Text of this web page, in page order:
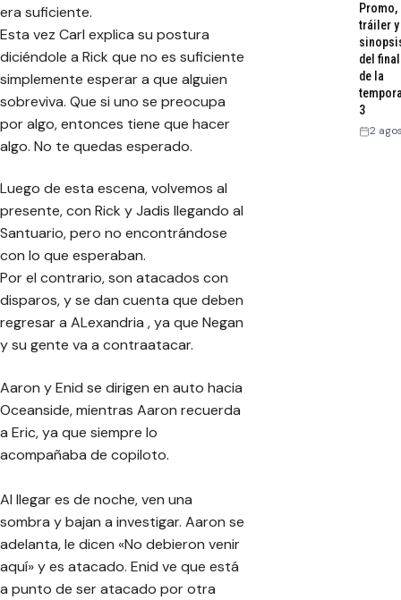
era suficiente.
Esta vez Carl explica su postura
diciéndole a Rick que no es suficiente
simplemente esperar a que alguien
sobreviva. Que si uno se preocupa
por algo, entonces tiene que hacer
algo. No te quedas esperado.
Luego de esta escena, volvemos al
presente, con Rick y Jadis llegando al
Santuario, pero no encontrándose
con lo que esperaban.
Por el contrario, son atacados con
disparos, y se dan cuenta que deben
regresar a ALexandria , ya que Negan
y su gente va a contraatacar.
Aaron y Enid se dirigen en auto hacia
Oceanside, mientras Aaron recuerda
a Eric, ya que siempre lo
acompañaba de copiloto.
Al llegar es de noche, ven una
sombra y bajan a investigar. Aaron se
adelanta, le dicen «No debieron venir
aquí» y es atacado. Enid ve que está
a punto de ser atacado por otra
Promo,
tráiler y
del final
de la
3
2